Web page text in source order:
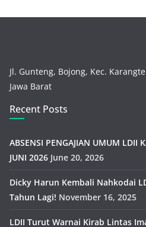
Jl. Gunteng, Bojong, Kec.
Jawa Barat
Recent Posts
ABSENSI PENGAJIAN UMUM LDII
JUNI 2026 June 20, 2026
Dicky Harun Kembali Nahkodai
Tahun Lagi! November 16, 2025
LDII Turut Warnai Kirab Lintas